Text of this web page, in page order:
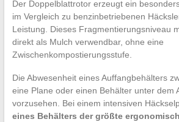
Der Doppelblattrotor erzeugt ein
im Vergleich zu benzinbetriebenen
Leistung. Dieses Fragmentierungsniveau
direkt als Mulch verwendbar, ohne eine
Zwischenkompostierungsstufe.
Die Abwesenheit eines Auffangbehälters
eine Plane oder einen Behälter unter dem
vorzusehen. Bei einem intensiven
eines Behälters der größte